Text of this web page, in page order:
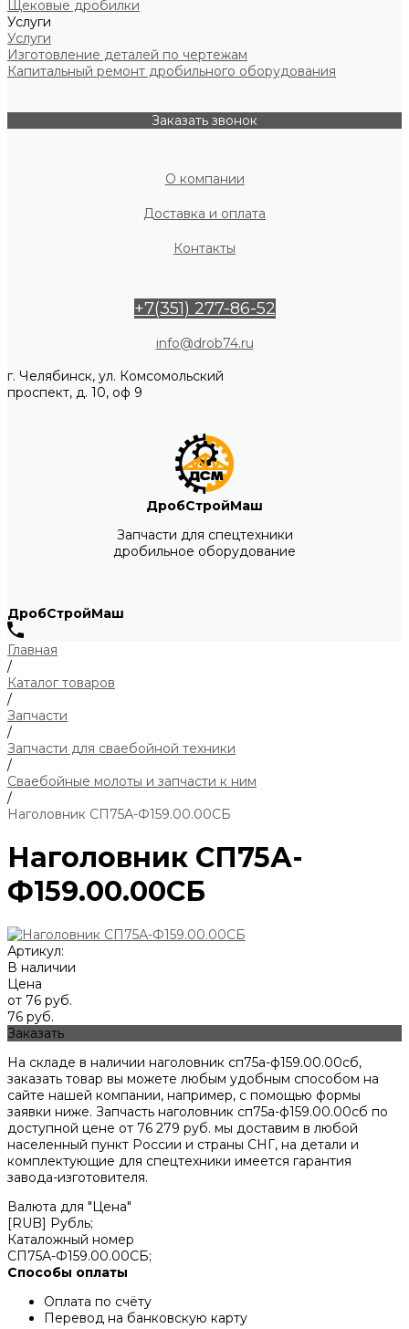
Щековые дробилки
Услуги
Услуги
Изготовление деталей по чертежам
Капитальный ремонт дробильного оборудования
Заказать звонок
О компании
Доставка и оплата
Контакты
+7(351) 277-86-52
info@drob74.ru
г. Челябинск, ул. Комсомольский
проспект, д. 10, оф 9
ДробСтройМаш
Запчасти для спецтехники
дробильное оборудование
ДробСтройМаш
Главная
/
Каталог товаров
/
Запчасти
/
Запчасти для сваебойной техники
/
Сваебойные молоты и запчасти к ним
/
Наголовник СП75А-Ф159.00.00СБ
Наголовник СП75А-
Ф159.00.00СБ
Артикул:
В наличии
Цена
от 76 руб.
76 руб.
Заказать
На складе в наличии наголовник сп75а-ф159.00.00сб,
заказать товар вы можете любым удобным способом на
сайте нашей компании, например, с помощью формы
заявки ниже. Запчасть наголовник сп75а-ф159.00.00сб по
доступной цене от 76 279 руб. мы доставим в любой
населенный пункт России и страны СНГ, на детали и
комплектующие для спецтехники имеется гарантия
завода-изготовителя.
Валюта для "Цена"
[RUB] Рубль;
Каталожный номер
СП75А-Ф159.00.00СБ;
Способы оплаты
Оплата по счёту
Перевод на банковскую карту